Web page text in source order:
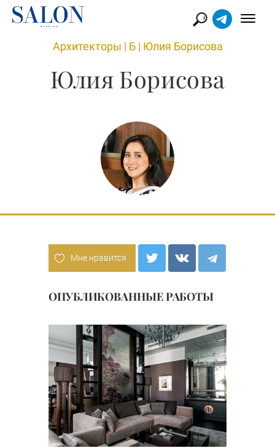
Архитекторы | Б | Юлия Борисова
Юлия Борисова
Мне нравится
ОПУБЛИКОВАННЫЕ РАБОТЫ